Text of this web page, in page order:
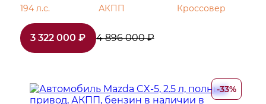
Датчик света
Электрообогрев боковых зеркал
194 л.с.
АКПП Кроссовер
3 322 000 ₽ 4 896 000 ₽
-33%